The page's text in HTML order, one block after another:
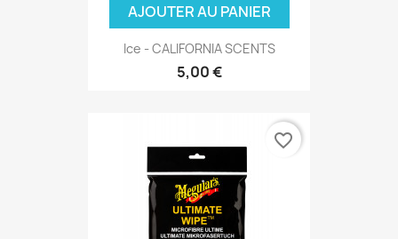
AJOUTER AU PANIER
Ice - CALIFORNIA SCENTS
5,00 €
favorite_border